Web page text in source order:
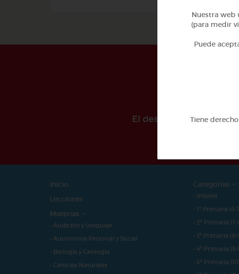
El desarollo de este
Inicio
Lecciones
Materias
- Audición y Lenguaje
- Autonomía Personal y Social
- Biología y Geología
- Ciencias Naturales
Categorías
- Infantil
- 1º Primaria (6-
- 2º Primaria
- 3º Primaria
- 4º Primaria
- 5º Primaria
Nuestra web
(para medir
Puede
Tiene